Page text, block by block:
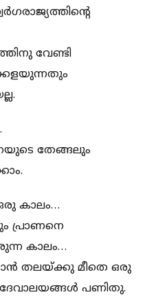
വേണ്ടി
തേങ്ങലും
കാലം…
പ്രാണനെ
കാലം…
തലയ്ക്കു മീതെ ഒരു
പണിതു.